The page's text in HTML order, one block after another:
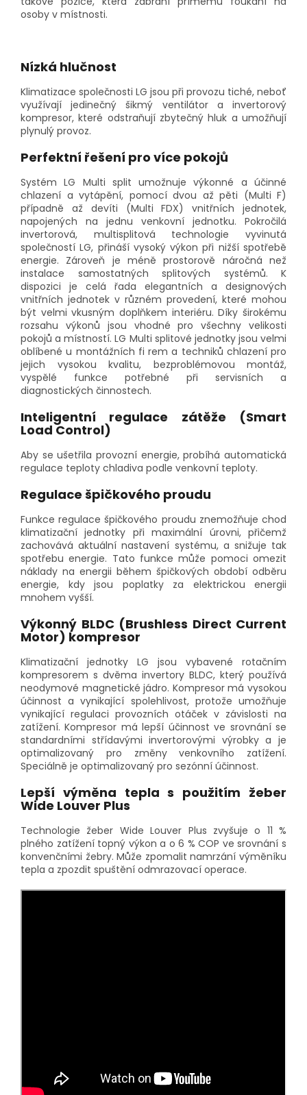
osoby v místnosti.
Nízká hlučnost
Klimatizace společnosti LG jsou při provozu tiché, neboť
využívají jedinečný šikmý ventilátor a invertorový
kompresor, které odstraňují zbytečný hluk a umožňují
plynulý provoz.
Perfektní řešení pro více pokojů
Systém LG Multi split umožnuje výkonné a účinné
chlazení a vytápění, pomocí dvou až pěti (Multi F)
případně až devíti (Multi FDX) vnitřních jednotek,
napojených na jednu venkovní jednotku. Pokročilá
invertorová, multisplitová technologie vyvinutá
společností LG, přináší vysoký výkon při nižší spotřebě
energie. Zároveň je méně prostorově náročná než
instalace samostatných splitových systémů. K
dispozici je celá řada elegantních a designových
vnitřních jednotek v různém provedení, které mohou
být velmi vkusným doplňkem interiéru. Díky širokému
rozsahu výkonů jsou vhodné pro všechny velikosti
pokojů a místností. LG Multi splitové jednotky jsou velmi
oblíbené u montážních fi rem a techniků chlazení pro
jejich vysokou kvalitu, bezproblémovou montáž,
vyspělé funkce potřebné při servisních a
diagnostických činnostech.
Inteligentní regulace zátěže (Smart
Load Control)
Aby se ušetřila provozní energie, probíhá automatická
regulace teploty chladiva podle venkovní teploty.
Regulace špičkového proudu
Funkce regulace špičkového proudu znemožňuje chod
klimatizační jednotky při maximální úrovni, přičemž
zachovává aktuální nastavení systému, a snižuje tak
spotřebu energie. Tato funkce může pomoci omezit
náklady na energii během špičkových období odběru
energie, kdy jsou poplatky za elektrickou energii
mnohem vyšší.
Výkonný BLDC (Brushless Direct Current
Motor) kompresor
Klimatizační jednotky LG jsou vybavené rotačním
kompresorem s dvěma invertory BLDC, který používá
neodymové magnetické jádro. Kompresor má vysokou
účinnost a vynikající spolehlivost, protože umožňuje
vynikající regulaci provozních otáček v závislosti na
zatížení. Kompresor má lepší účinnost ve srovnání se
standardními střídavými invertorovými výrobky a je
optimalizovaný pro změny venkovního zatížení.
Speciálně je optimalizovaný pro sezónní účinnost.
Lepší výměna tepla s použitím žeber
Wide Louver Plus
Technologie žeber Wide Louver Plus zvyšuje o 11 %
plného zatížení topný výkon a o 6 % COP ve srovnání s
konvenčními žebry. Může zpomalit namrzání výměníku
tepla a zpozdit spuštění odmrazovací operace.